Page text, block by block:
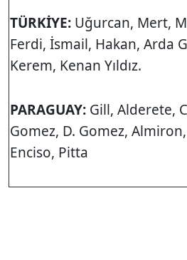
TÜRKİYE: Uğurcan, Mert,
Ferdi, İsmail, Hakan, Arda
Kerem, Kenan Yıldız.
PARAGUAY: Gill, Alderete,
Gomez, D. Gomez,
Enciso, Pitta